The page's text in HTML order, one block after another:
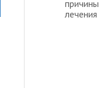
лечения